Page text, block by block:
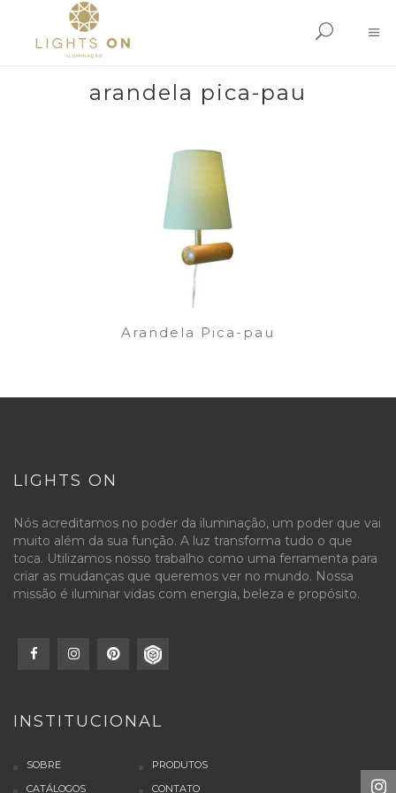
arandela pica-pau
Arandela Pica-pau
LIGHTS ON
Nós acreditamos no poder da iluminação, um poder que vai
muito além da sua função. A luz transforma tudo o que
toca. Utilizamos nosso trabalho como uma ferramenta para
criar as mudanças que queremos ver no mundo. Nossa
missão é iluminar vidas com energia, beleza e propósito.
INSTITUCIONAL
SOBRE
PRODUTOS
CATÁLOGOS
CONTATO